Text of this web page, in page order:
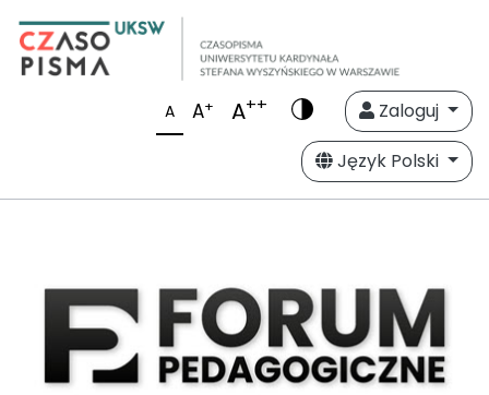
A A+ A++
Zaloguj
Język Polski